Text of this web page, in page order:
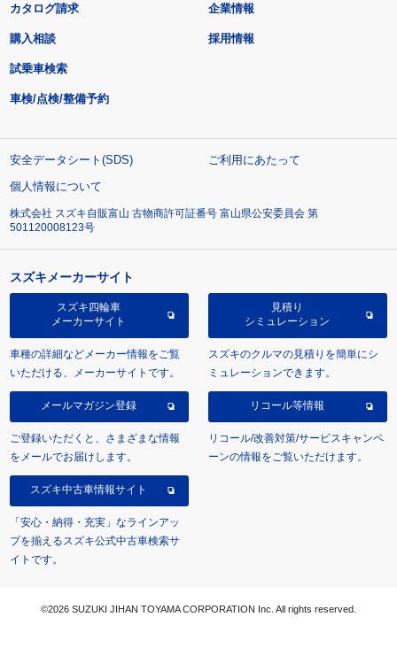
カタログ請求
購入相談
試乗車検索
車検/点検/整備予約
企業情報
採用情報
安全データシート(SDS)
ご利用にあたって
個人情報について
株式会社 スズキ自販富山 古物商許可証番号 富山県公安委員会 第
501120008123号
スズキメーカーサイト
スズキ四輪車
メーカーサイト
車種の詳細などメーカー情報をご覧
いただける、メーカーサイトです。
見積り
シミュレーション
スズキのクルマの見積りを簡単にシ
ミュレーションできます。
メールマガジン登録
ご登録いただくと、さまざまな情報
をメールでお届けします。
リコール等情報
リコール/改善対策/サービスキャンペ
ーンの情報をご覧いただけます。
スズキ中古車情報サイト
「安心・納得・充実」なラインアッ
プを揃えるスズキ公式中古車検索サ
イトです。
©2026 SUZUKI JIHAN TOYAMA CORPORATION Inc. All rights reserved.